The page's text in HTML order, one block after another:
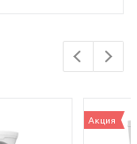
Акция